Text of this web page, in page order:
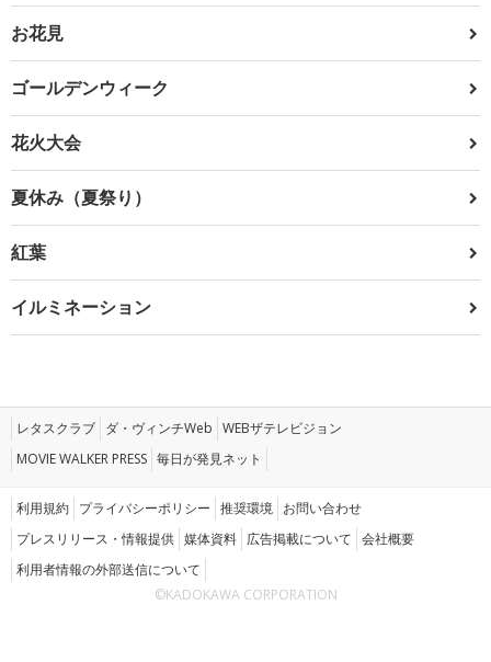
お花見
ゴールデンウィーク
花火大会
夏休み（夏祭り）
紅葉
イルミネーション
レタスクラブ ダ・ヴィンチWeb WEBザテレビジョン
MOVIE WALKER PRESS 毎日が発見ネット
利用規約 プライバシーポリシー 推奨環境 お問い合わせ
プレスリリース・情報提供 媒体資料 広告掲載について 会社概要
利用者情報の外部送信について
©KADOKAWA CORPORATION